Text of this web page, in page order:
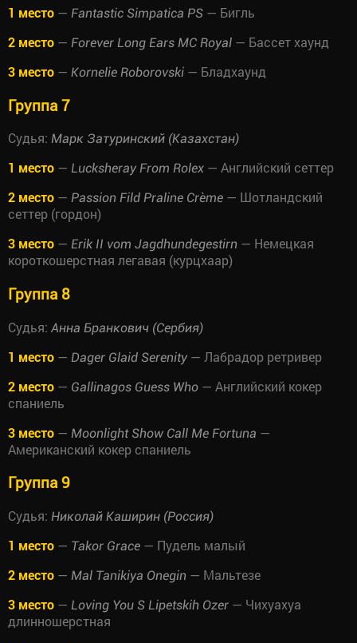
1 место — Fantastic Simpatica PS — Бигль
2 место — Forever Long Ears MC Royal — Бассет хаунд
3 место — Kornelie Roborovski — Бладхаунд
Группа 7
Судья: Марк Затуринский (Казахстан)
1 место — Lucksheray From Rolex — Английский сеттер
2 место — Passion Fild Praline Crème — Шотландский
сеттер (гордон)
3 место — Erik II vom Jagdhundegestirn — Немецкая
короткошерстная легавая (курцхаар)
Группа 8
Судья: Анна Бранкович (Сербия)
1 место — Dager Glaid Serenity — Лабрадор ретривер
2 место — Gallinagos Guess Who — Английский кокер
спаниель
3 место — Moonlight Show Call Me Fortuna —
Американский кокер спаниель
Группа 9
Судья: Николай Каширин (Россия)
1 место — Takor Grace — Пудель малый
2 место — Mal Tanikiya Onegin — Мальтезе
3 место — Loving You S Lipetskih Ozer — Чихуахуа
длинношерстная